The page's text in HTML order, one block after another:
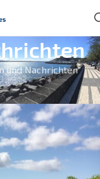
und Nachrichten"
den Azoreninseln